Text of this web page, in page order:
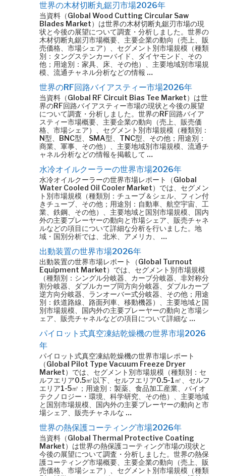
世界の木材切断丸鋸刃市場2026年
当資料（Global Wood Cutting Circular Saw
Blades Market）は世界の木材切断丸鋸刃市場の現
状と今後の展望について調査・分析しました。世界の
木材切断丸鋸刃市場概要、主要企業の動向（売上、販
売価格、市場シェア）、セグメント別市場規模（種類
別：タングステンカーバイド、ダイヤモンド、その
他；用途別：家具、床、その他）、主要地域別市場規
模、流通チャネル分析などの情報 …
世界のRF回路バイアスティー市場2026年
当資料（Global RF Circuit Bias Tee Market）は世
界のRF回路バイアスティー市場の現状と今後の展望
について調査・分析しました。世界のRF回路バイア
スティー市場概要、主要企業の動向（売上、販売価
格、市場シェア）、セグメント別市場規模（種類別：
N型、BNC型、SMA型、TNC型、その他；用途別：
商業、軍事、その他）、主要地域別市場規模、流通チ
ャネル分析などの情報を掲載して …
水冷オイルクーラーの世界市場2026年
水冷オイルクーラーの世界市場レポート（Global
Water Cooled Oil Cooler Market）では、セグメン
ト別市場規模（種類別：チューブ＆シェル、フィン付
きチューブ、その他；用途別：自動車、航空宇宙、工
業、鉄鋼、その他）、主要地域と国別市場規模、国内
外の主要プレーヤーの動向と市場シェア、販売チャネ
ルなどの項目について詳細な分析を行いました。地
域・国別分析では、北米、アメリカ、 …
出動装置の世界市場2026年
出動装置の世界市場レポート（Global Turnout
Equipment Market）では、セグメント別市場規模
（種類別：シングル分岐器、カーブ分岐器、非対称分
割分岐器、ダブルカーブ同方向分岐器、ダブルカーブ
逆方向分岐器、ランオーバー式分岐器、その他；用途
別：鉄道路線、路面列車、移動機器）、主要地域と国
別市場規模、国内外の主要プレーヤーの動向と市場シ
ェア、販売チャネルなどの項目について詳細な …
パイロット式真空凍結乾燥機の世界市場2026
年
パイロット式真空凍結乾燥機の世界市場レポート
（Global Pilot Type Vacuum Freeze Dryer
Market）では、セグメント別市場規模（種類別：セ
ルフエリア0.5㎡以下、セルフエリア0.5-1㎡、セルフ
エリア1-5㎡；用途別：製薬、食品加工産業、バイオ
テクノロジー・環境、科学研究、その他）、主要地域
と国別市場規模、国内外の主要プレーヤーの動向と市
場シェア、販売チャネルな …
世界の熱保護コーティング市場2026年
当資料（Global Thermal Protective Coating
Market）は世界の熱保護コーティング市場の現状と
今後の展望について調査・分析しました。世界の熱保
護コーティング市場概要、主要企業の動向（売上、販
売価格、市場シェア）、セグメント別市場規模（種類